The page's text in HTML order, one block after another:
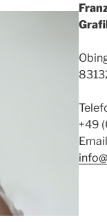
+49